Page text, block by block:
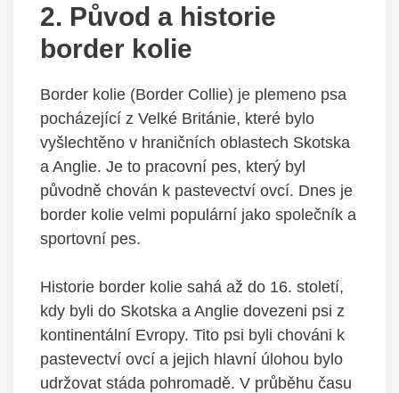
2. Původ a historie
border kolie
Border kolie (Border Collie) je plemeno psa
pocházející z Velké Británie, které bylo
vyšlechtěno v hraničních oblastech Skotska
a Anglie. Je to pracovní pes, který byl
původně chován k pastevectví ovcí. Dnes je
border kolie velmi populární jako společník a
sportovní pes.
Historie border kolie sahá až do 16. století,
kdy byli do Skotska a Anglie dovezeni psi z
kontinentální Evropy. Tito psi byli chováni k
pastevectví ovcí a jejich hlavní úlohou bylo
udržovat stáda pohromadě. V průběhu času